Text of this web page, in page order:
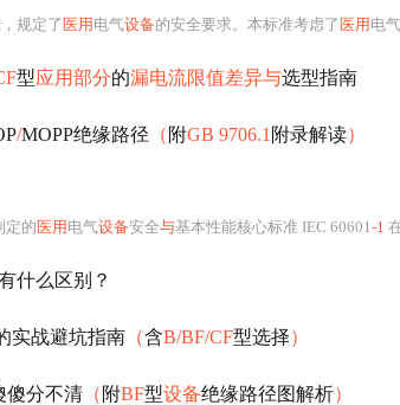
规定了 医用 电气设备的安全要求。本标准考虑了 医用 电气
型应用部分的漏电流限值差异与选型指南
/MOPP绝缘路径 （ 附GB 9706.1 附录解读）
定的医用 电气设备安全与基本性能核心标准 IEC 60601-1 在
什么区别？
实战避坑指南 （含B/BF/CF型选择）
傻分不清 （ 附BF型设备绝缘路径图解析）